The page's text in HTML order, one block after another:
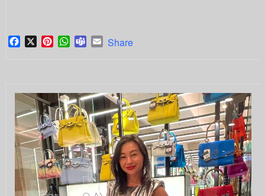
Facebook
X PinterestWhatsApp
TeamsEmail
Share